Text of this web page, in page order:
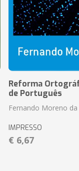
Reforma
de Português
Fernando Moreno da
IMPRESSO
€ 6,67